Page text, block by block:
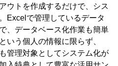
ウトを作成するだけで、シス
Excelで管理しているデータ
、データベース化作業も簡単
いう個人の情報に限らず、
管理対象としてシステム化が